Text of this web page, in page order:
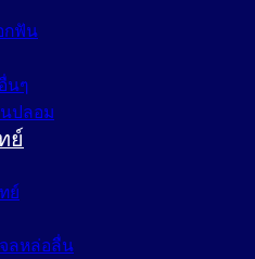
กฟัน
นๆ
ปลอม
ย์
ย์
จลหล่อลื่น